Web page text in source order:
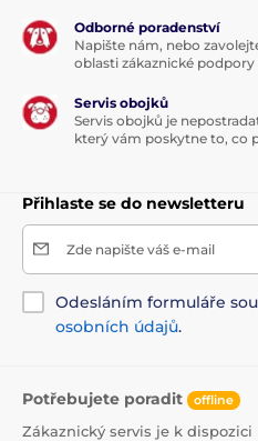
Odborné poradenství
Napište nám, nebo
oblasti zákaznické
Servis obojků
Servis obojků je
který vám poskytne to, co
Přihlaste se do newsletteru
Zde napište váš e-mail
Odesláním formuláře
osobních údajů.
Potřebujete poradit offline
Zákaznický servis je k dispozici